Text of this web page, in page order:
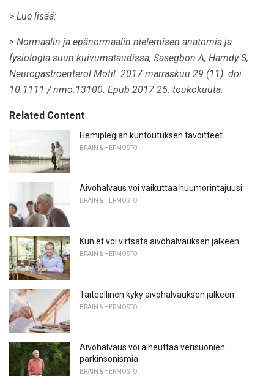
> Lue lisää:
> Normaalin ja epänormaalin nielemisen anatomia ja
fysiologia suun kuivumataudissa, Sasegbon A, Hamdy S,
Neurogastroenterol Motil. 2017 marraskuu 29 (11). doi:
10.1111 / nmo.13100. Epub 2017 25. toukokuuta.
Related Content
Hemiplegian kuntoutuksen tavoitteet
BRAIN & HERMOSTO
Aivohalvaus voi vaikuttaa huumorintajuusi
BRAIN & HERMOSTO
Kun et voi virtsata aivohalvauksen jälkeen
BRAIN & HERMOSTO
Taiteellinen kyky aivohalvauksen jälkeen
BRAIN & HERMOSTO
Aivohalvaus voi aiheuttaa verisuonien
parkinsonismia
BRAIN & HERMOSTO